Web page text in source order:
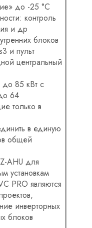
до -25 °С
контроль
и др
блоков
и пульт
центральный
до 85 кВт с
64
только в
в единую
общей
AHU для
установкам
PRO являются
инверторных
блоков